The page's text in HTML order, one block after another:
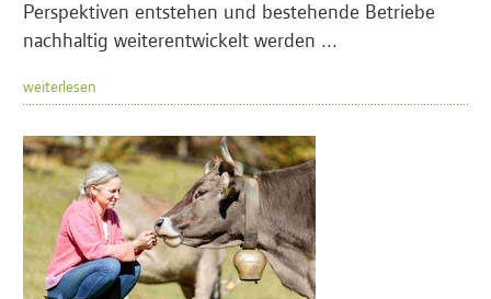
Perspektiven entstehen und bestehende Betriebe
nachhaltig weiterentwickelt werden ...
weiterlesen